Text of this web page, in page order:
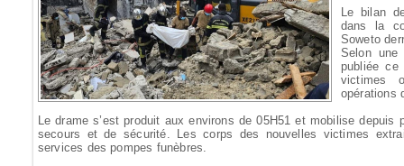
Le bilan
dans la
Soweto
Selon
publiée
victimes
opérations
Le drame s’est produit aux environs de 05H51 et mobilise depuis
secours et de sécurité. Les corps des nouvelles victimes
services des pompes funèbres.